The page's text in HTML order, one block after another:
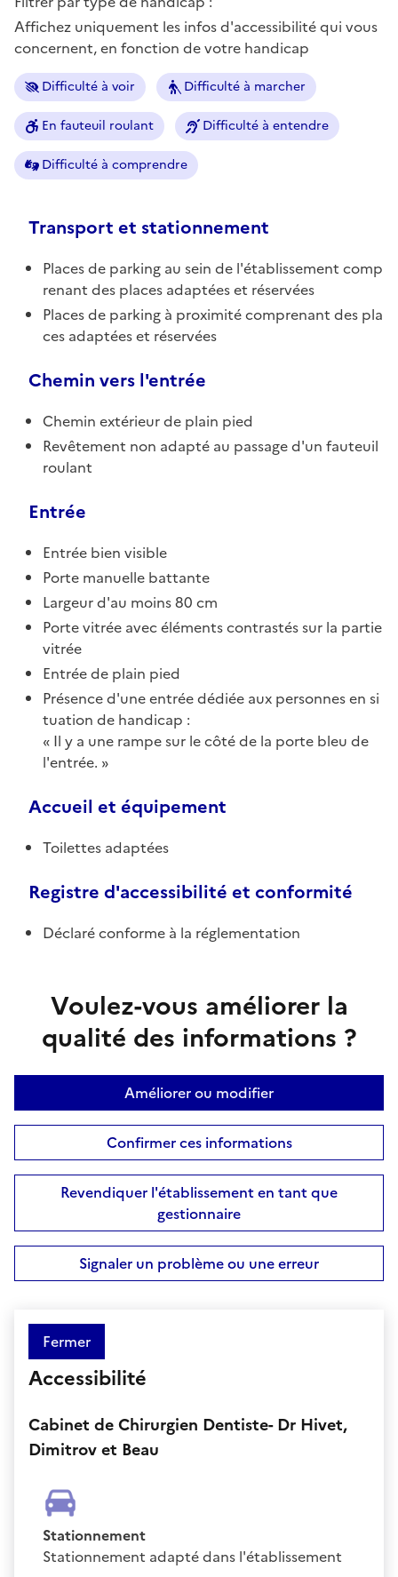
Affichez uniquement les infos d'accessibilité qui vous
concernent, en fonction de votre handicap
Difficulté à voir Difficulté à marcher
En fauteuil roulant Difficulté à entendre
Difficulté à comprendre
Transport et stationnement
Places de parking au sein de l'établissement comp
renant des places adaptées et réservées
Places de parking à proximité comprenant des pla
ces adaptées et réservées
Chemin vers l'entrée
Chemin extérieur de plain pied
Revêtement non adapté au passage d'un fauteuil
roulant
Entrée
Entrée bien visible
Porte manuelle battante
Largeur d'au moins 80 cm
Porte vitrée avec éléments contrastés sur la partie
vitrée
Entrée de plain pied
Présence d'une entrée dédiée aux personnes en si
tuation de handicap :
Il y a une rampe sur le côté de la porte bleu de
l'entrée.
Accueil et équipement
Toilettes adaptées
Registre d'accessibilité et conformité
Déclaré conforme à la réglementation
Voulez-vous améliorer la
qualité des informations ?
Améliorer ou modifier
Confirmer ces informations
Revendiquer l'établissement en tant que
gestionnaire
Signaler un problème ou une erreur
Fermer
Accessibilité
Cabinet de Chirurgien Dentiste- Dr Hivet,
Dimitrov et Beau
Stationnement
Stationnement adapté dans l'établissement